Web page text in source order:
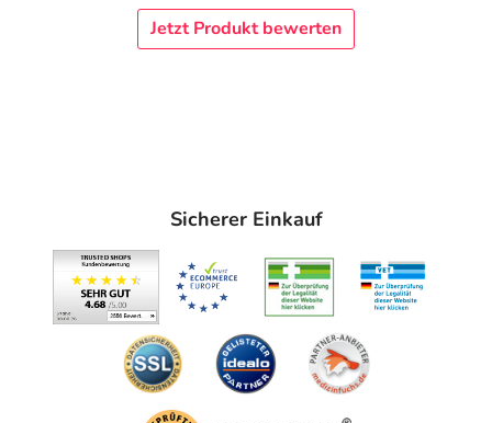
Jetzt Produkt bewerten
Sicherer Einkauf